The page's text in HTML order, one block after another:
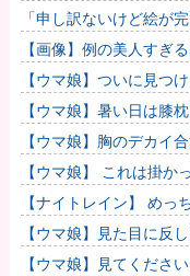
る」→TBSの報道特集
「申し訳ないけど絵が
劇に目撃者騒然、”映え
【画像】例の美人すぎ
ていたｗｗｗｗｗｗｗ
【ウマ娘】ついに見つ
与明細！！
【ウマ娘】暑い日は膝
くない場所だな」
【ウマ娘】胸のデカイ
るわな
【ウマ娘】 これは掛か
いのですが…
【ナイトレイン】 めっ
【ウマ娘】見た目に反
る。
【ウマ娘】見てくださ